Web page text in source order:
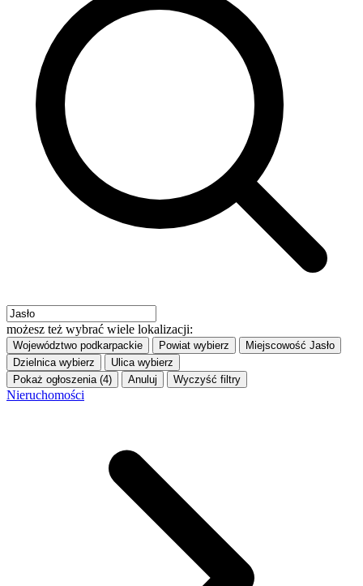
możesz też wybrać wiele lokalizacji:
Województwo podkarpackie Powiat wybierz Miejscowość Jasło
Dzielnica wybierz Ulica wybierz
Pokaż ogłoszenia (4)
Anuluj Wyczyść filtry
Nieruchomości